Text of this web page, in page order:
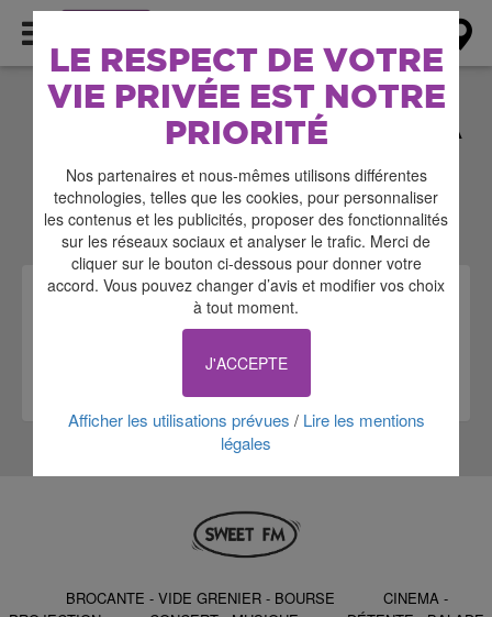
LE RESPECT DE VOTRE
VIE PRIVÉE EST NOTRE
PRIORITÉ
Nos partenaires et nous-mêmes utilisons différentes
technologies, telles que les cookies, pour personnaliser
les contenus et les publicités, proposer des fonctionnalités
sur les réseaux sociaux et analyser le trafic. Merci de
cliquer sur le bouton ci-dessous pour donner votre
accord. Vous pouvez changer d’avis et modifier vos choix
à tout moment.
J'ACCEPTE
Afficher les utilisations prévues / Lire les mentions
légales
ÉVÉNEMENTS DANS LA
CATÉGORIE REPAS
DANSANT
REPAS DANSANT
SOIRÉE DANSANTE
BROCANTE - VIDE GRENIER - BOURSE
CINEMA -